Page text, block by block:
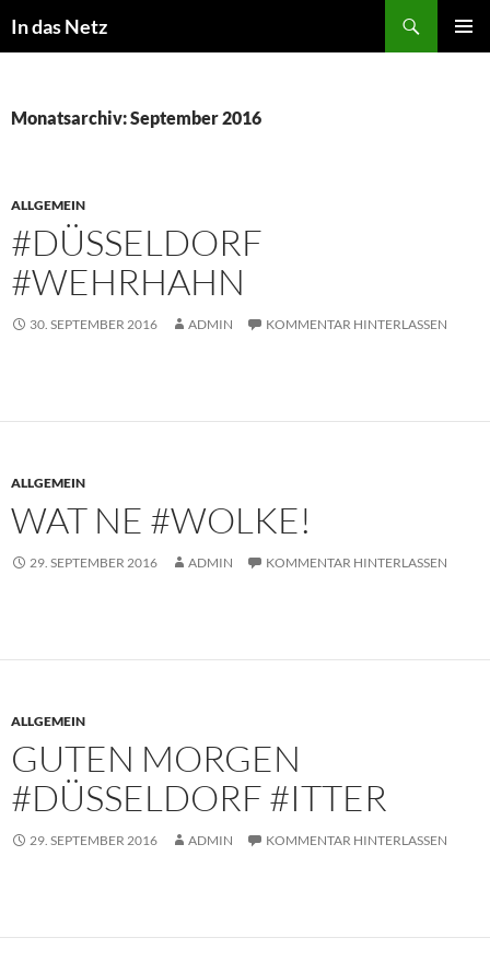
Inhalt
In das Netz
Monatsarchiv: September 2016
ALLGEMEIN
#DÜSSELDORF
#WEHRHAHN
30. SEPTEMBER 2016 ADMIN KOMMENTAR HINTERLASSEN
ALLGEMEIN
WAT NE #WOLKE!
29. SEPTEMBER 2016 ADMIN KOMMENTAR HINTERLASSEN
ALLGEMEIN
GUTEN MORGEN
#DÜSSELDORF #ITTER
29. SEPTEMBER 2016 ADMIN KOMMENTAR HINTERLASSEN